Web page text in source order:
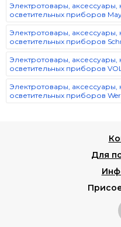
Электротовары,
осветительных приборов
Электротовары,
осветительных приборов
Электротовары,
осветительных приборов
Электротовары,
осветительных приборов
Для